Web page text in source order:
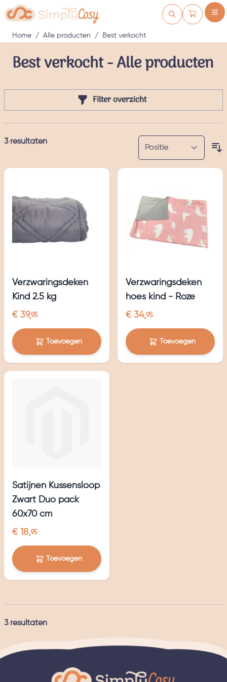
Ga naar de inhoud
Home / Alle producten / Best verkocht
Best verkocht - Alle producten
Filter overzicht
3resultaten
Verzwaringsdeken
Kind 2.5 kg
€ 39,95
Toevoegen
Verzwaringsdeken
hoes kind - Roze
€ 34,95
Toevoegen
Satijnen Kussensloop
Zwart Duo pack
60x70 cm
€ 18,95
Toevoegen
3resultaten